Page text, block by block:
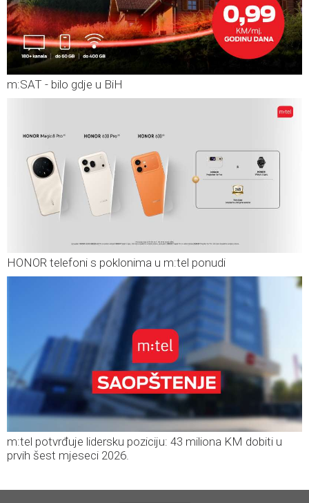
m:SAT - bilo gdje u BiH
HONOR telefoni s poklonima u m:tel ponudi
m:tel potvrđuje lidersku poziciju: 43 miliona KM dobiti u
prvih šest mjeseci 2026.